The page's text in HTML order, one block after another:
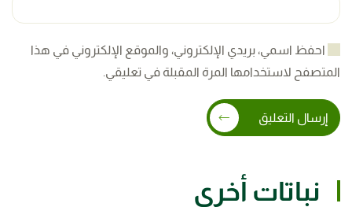
احفظ اسمي، بريدي الإلكتروني، والموقع الإلكتروني في هذا
المتصفح لاستخدامها المرة المقبلة في تعليقي.
إرسال التعليق
نباتات أخرى